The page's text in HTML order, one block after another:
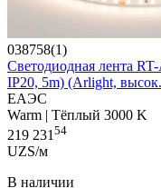
038758(1)
Светодиодная лента
IP20, 5m) (Arlight,
ЕАЭС
Warm | Тёплый 3000 K
219 23154
UZS/м
В наличии